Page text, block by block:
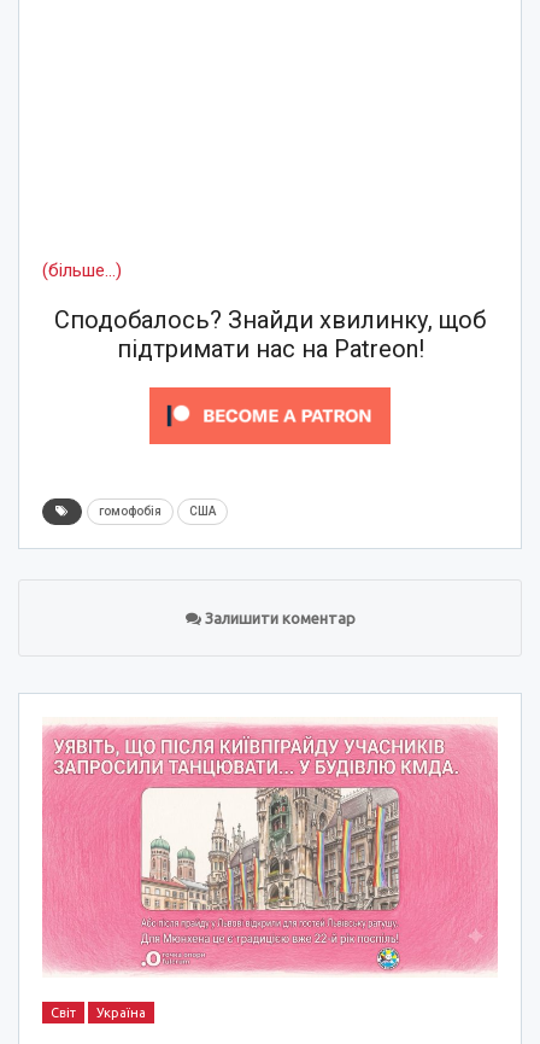
(більше…)
Сподобалось? Знайди хвилинку, щоб
підтримати нас на Patreon!
гомофобія США
Залишити коментар
Світ Україна